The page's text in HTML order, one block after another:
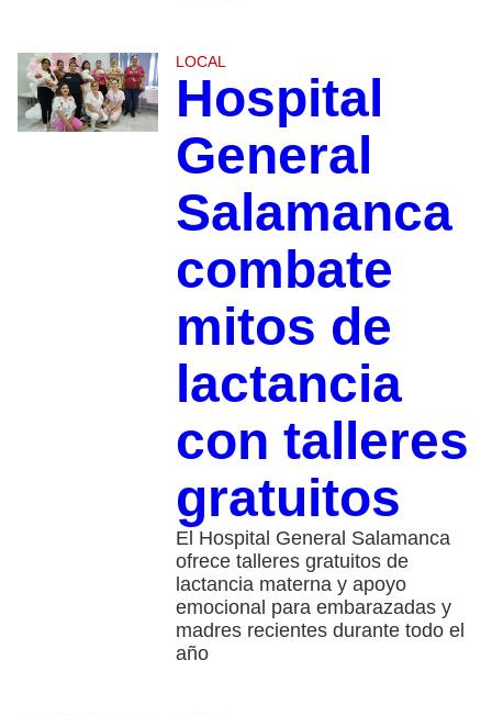
LOCAL
Hospital
General
Salamanca
combate
mitos de
lactancia
con talleres
gratuitos
El Hospital General Salamanca
ofrece talleres gratuitos de
lactancia materna y apoyo
emocional para embarazadas y
madres recientes durante todo el
año